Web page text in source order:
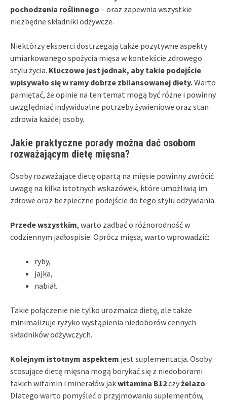
pochodzenia roślinnego – oraz zapewnia wszystkie
niezbędne składniki odżywcze.
Niektórzy eksperci dostrzegają także pozytywne aspekty
umiarkowanego spożycia mięsa w kontekście zdrowego
stylu życia. Kluczowe jest jednak, aby takie podejście
wpisywało się w ramy dobrze zbilansowanej diety.Warto
pamiętać, że opinie na ten temat mogą być różne i powinny
uwzględniać indywidualne potrzeby żywieniowe oraz stan
zdrowia każdej osoby.
Jakie praktyczne porady można dać osobom
rozważającym dietę mięsna?
Osoby rozważające dietę opartą na mięsie powinny zwrócić
uwagę na kilka istotnych wskazówek, które umożliwią im
zdrowe oraz bezpieczne podejście do tego stylu odżywiania.
Przede wszystkim, warto zadbać o różnorodność w
codziennym jadłospisie. Oprócz mięsa, warto wprowadzić:
ryby,
jajka,
nabiał.
Takie połączenie nie tylko urozmaica dietę, ale także
minimalizuje ryzyko wystąpienia niedoborów cennych
składników odżywczych.
Kolejnym istotnym aspektem jest suplementacja. Osoby
stosujące dietę mięsna mogą borykać się z niedoborami
takich witamin i minerałów jakwitamina B12czyżelazo.
Dlatego warto pomyśleć o przyjmowaniu suplementów,